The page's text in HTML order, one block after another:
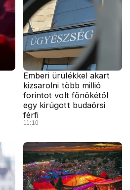
Emberi ürülékkel akart
kizsarolni több millió
forintot volt főnökétől
egy kirúgott budaörsi
férfi
11:10